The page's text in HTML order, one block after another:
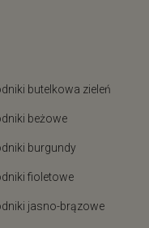
butelkowa zieleń
beżowe
burgundy
fioletowe
jasno-brązowe